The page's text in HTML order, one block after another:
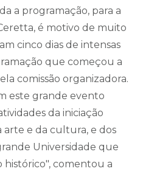
a programação, para a
é motivo de muito
cinco dias de intensas
que começou a
comissão organizadora.
este grande evento
da iniciação
arte e da cultura, e dos
Universidade que
comentou a